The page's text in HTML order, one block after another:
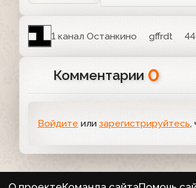
1 канал Останкино gffrdt
Комментарии 0
Войдите или зарегистрируйтесь,